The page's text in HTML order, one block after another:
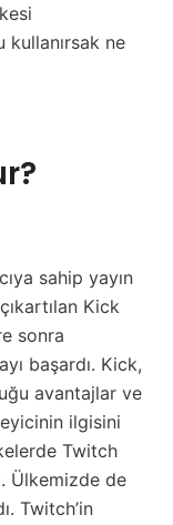
kullanırsak ne
sahip yayın
Kick
sonra
başardı. Kick,
avantajlar ve
ilgisini
Twitch
Ülkemizde de
Twitch’in